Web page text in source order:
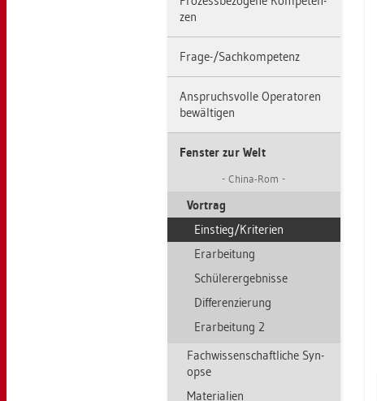
zen
Frage-/Sach­kom­pe­tenz
An­spruchs­vol­le Ope­ra­to­ren
be­wäl­ti­gen
Fens­ter zur Welt
China-Rom
Vor­trag
Ein­stieg/Kri­te­ri­en
Er­ar­bei­tung
Schü­le­r­er­geb­nis­se
Dif­fe­ren­zie­rung
Er­ar­bei­tung 2
Fach­wis­sen­schaft­li­che Syn­
op­se
Ma­te­ria­li­en